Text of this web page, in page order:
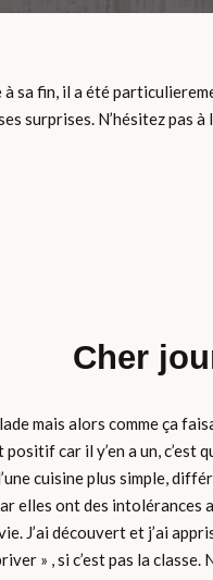
sa fin, il a été
surprises. N’hésitez pas
Cher
mais alors comme ça
car il y’en a un, c’est
cuisine plus simple,
elles ont des
J’ai découvert et j’ai
» , si c’est pas la classe.